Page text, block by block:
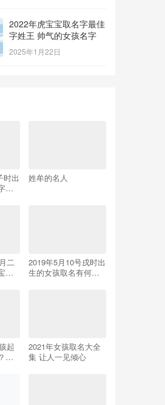
2022年虎宝宝取名字最佳
字姓王 帅气的女孩名字
2025年1月22日
时出
姓牟的名人
二
好
2019年5月10号戌时出
生的女孩取名有何禁
起
农
2021年女孩取名大全
集 让人一见倾心